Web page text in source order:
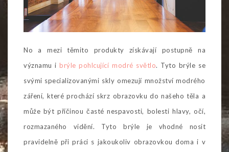
No a mezi těmito produkty získávají postupně na
významu i brýle pohlcující modré světlo. Tyto brýle se
svými specializovanými skly omezují množství modrého
záření, které prochází skrz obrazovku do našeho těla a
může být příčinou časté nespavosti, bolesti hlavy, očí,
rozmazaného vidění. Tyto brýle je vhodné nosit
pravidelně při práci s jakoukoliv obrazovkou doma i v